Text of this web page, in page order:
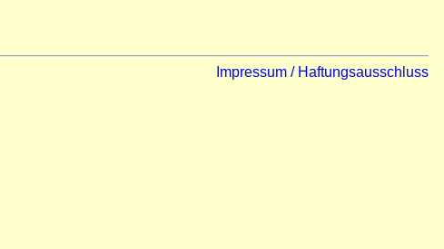
Impressum / Haftungsausschluss